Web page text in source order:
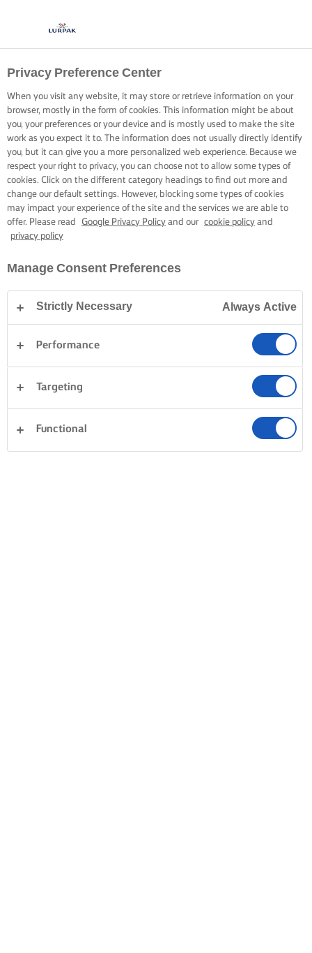
Privacy Preference Center
When you visit any website, it may store or retrieve information on your
browser, mostly in the form of cookies. This information might be about
you, your preferences or your device and is mostly used to make the site
work as you expect it to. The information does not usually directly identify
you, but it can give you a more personalized web experience. Because we
respect your right to privacy, you can choose not to allow some types of
cookies. Click on the different category headings to find out more and
change our default settings. However, blocking some types of cookies
may impact your experience of the site and the services we are able to
offer. Please read
Google Privacy Policy and our cookie policy and
privacy policy
Manage Consent Preferences
Strictly Necessary Always Active
Performance
Targeting
Functional